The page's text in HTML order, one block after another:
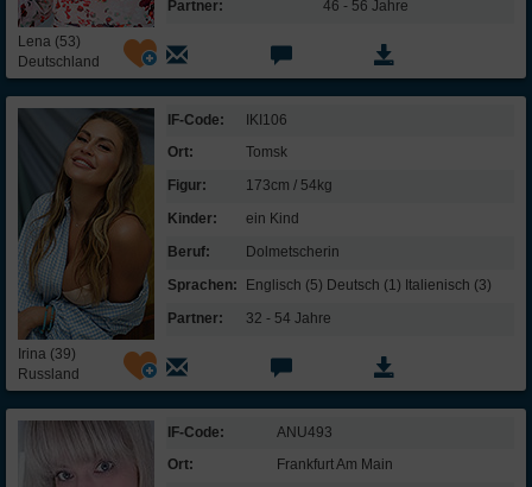
Hobbies:
zu Hause
Handarbeit
Kochen /
Backen
Hausarbeit
Persönlichkeit:
Extraversion / Geselligkeit:
Ich bin eher zurückhaltend und ruhig.
In Gesellschaft bin ich lustig und lache viel.
Ich mag es auf einer Party im Mittelpunkt zu
stehen.
Lena (53)
Deutschland
Partner:
46 - 56 Jahre
Irina (39)
Russland
IF-Code:
IKI106
Ort:
Tomsk
Figur:
173cm / 54kg
Kinder:
ein Kind
Beruf:
Dolmetscherin
Sprachen:
Englisch (5) Deutsch (1) Italienisch (3)
Partner:
32 - 54 Jahre
IF-Code:
ANU493
Ort:
Frankfurt Am Main